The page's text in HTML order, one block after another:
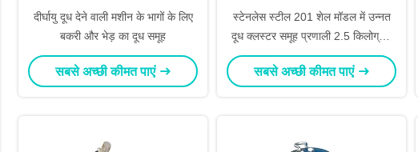
दीर्घायु दूध देने वाली मशीन के भागों के लिए
बकरी और भेड़ का दूध समूह
सबसे अच्छी कीमत पाएं
स्टेनलेस स्टील 201 शेल मॉडल में उन्नत
दूध क्लस्टर समूह प्रणाली 2.5 किलोग्राम
क्लस्टर वजन के साथ
सबसे अच्छी कीमत पाएं